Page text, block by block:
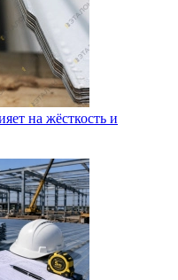
на жёсткость и